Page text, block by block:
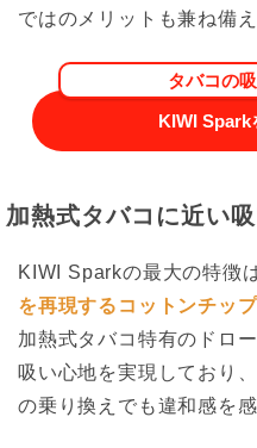
ではのメリットも兼ね備え
タバコの
KIWI Spark
加熱式タバコに近い
KIWI Sparkの最大の特徴は
を再現するコットンチッ
加熱式タバコ特有のドロ
吸い心地を実現しており
の乗り換えでも違和感を